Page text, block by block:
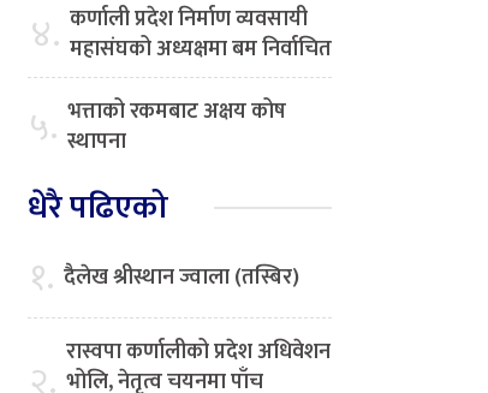
४. कर्णाली प्रदेश निर्माण व्यवसायी
महासंघको अध्यक्षमा बम निर्वाचित
५. भत्ताको रकमबाट अक्षय कोष
स्थापना
धेरै पढिएको
१. दैलेख श्रीस्थान ज्वाला (तस्बिर)
रास्वपा कर्णालीको प्रदेश अधिवेशन
भोलि, नेतृत्व चयनमा पाँच